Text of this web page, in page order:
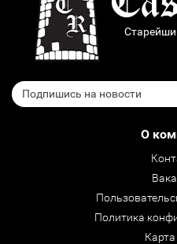
О
Политика